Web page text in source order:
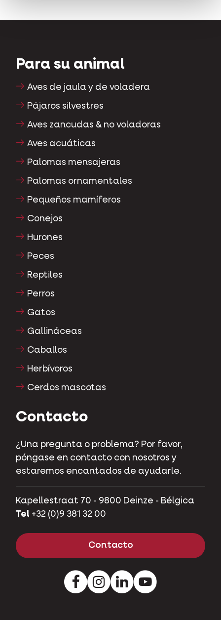
Para su animal
Aves de jaula y de voladera
Pájaros silvestres
Aves zancudas & no voladoras
Aves acuáticas
Palomas mensajeras
Palomas ornamentales
Pequeños mamíferos
Conejos
Hurones
Peces
Reptiles
Perros
Gatos
Gallináceas
Caballos
Herbívoros
Cerdos mascotas
Contacto
¿Una pregunta o problema? Por favor,
póngase en contacto con nosotros y
estaremos encantados de ayudarle.
Kapellestraat 70 - 9800 Deinze - Bélgica
Tel +32 (0)9 381 32 00
Contacto
FacebookInstagramPinterestYoutube